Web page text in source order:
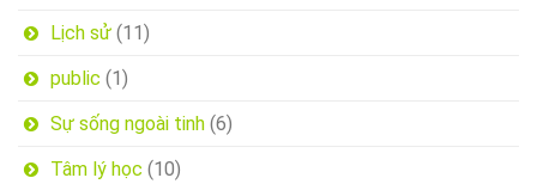
Lịch sử (11)
public (1)
Sự sống ngoài tinh (6)
Tâm lý học (10)